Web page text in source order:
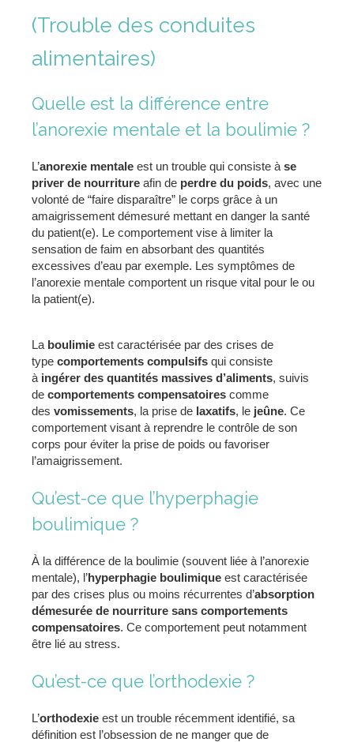
(Trouble des conduites
alimentaires)
Quelle est la différence entre
l’anorexie mentale et la boulimie ?
L’anorexie mentale est un trouble qui consiste à se
priver de nourriture afin de perdre du poids, avec une
volonté de “faire disparaître” le corps grâce à un
amaigrissement démesuré mettant en danger la santé
du patient(e). Le comportement vise à limiter la
sensation de faim en absorbant des quantités
excessives d’eau par exemple. Les symptômes de
l’anorexie mentale comportent un risque vital pour le ou
la patient(e).
La boulimie est caractérisée par des crises de
type comportements compulsifs qui consiste
à ingérer des quantités massives d’aliments, suivis
de comportements compensatoires comme
des vomissements, la prise de laxatifs, le jeûne. Ce
comportement visant à reprendre le contrôle de son
corps pour éviter la prise de poids ou favoriser
l’amaigrissement.
Qu’est-ce que l’hyperphagie
boulimique ?
À la différence de la boulimie (souvent liée à l’anorexie
mentale), l’hyperphagie boulimique est caractérisée
par des crises plus ou moins récurrentes d’absorption
démesurée de nourriture sans comportements
compensatoires. Ce comportement peut notamment
être lié au stress.
Qu’est-ce que l’orthodexie ?
L’orthodexie est un trouble récemment identifié, sa
définition est l’obsession de ne manger que de